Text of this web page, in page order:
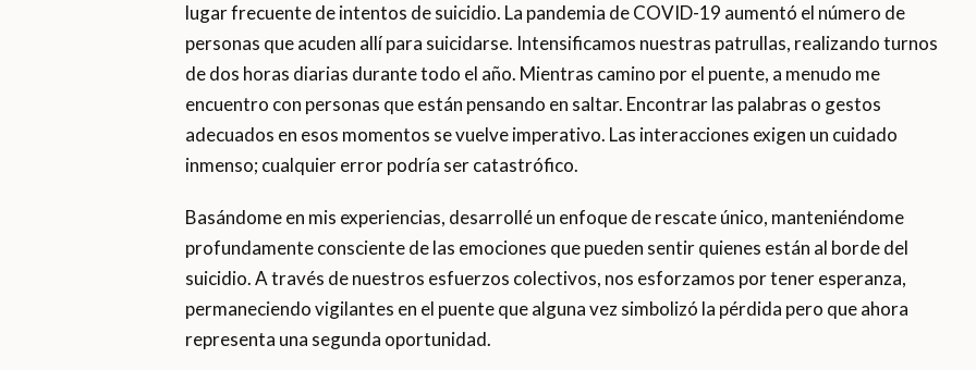
lugar frecuente de intentos de suicidio. La pandemia de COVID-19 aumentó el número de
personas que acuden allí para suicidarse. Intensificamos nuestras patrullas, realizando turnos
de dos horas diarias durante todo el año. Mientras camino por el puente, a menudo me
encuentro con personas que están pensando en saltar. Encontrar las palabras o gestos
adecuados en esos momentos se vuelve imperativo. Las interacciones exigen un cuidado
inmenso; cualquier error podría ser catastrófico.
Basándome en mis experiencias, desarrollé un enfoque de rescate único, manteniéndome
profundamente consciente de las emociones que pueden sentir quienes están al borde del
suicidio. A través de nuestros esfuerzos colectivos, nos esforzamos por tener esperanza,
permaneciendo vigilantes en el puente que alguna vez simbolizó la pérdida pero que ahora
representa una segunda oportunidad.